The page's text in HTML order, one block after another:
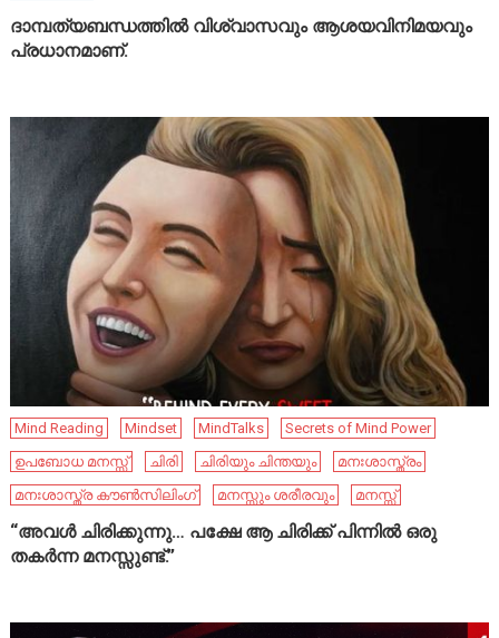
ദാമ്പത്യബന്ധത്തിൽ വിശ്വാസവും ആശയവിനിമയവും
പ്രധാനമാണ്.
Mind Reading Mindset MindTalks
Secrets of Mind Power
ഉപബോധ മനസ്സ്
ചിരി ചിരിയും ചിന്തയും
മനഃശാസ്ത്രം
മനഃശാസ്ത്ര കൗൺസിലിംഗ്
മനസ്സും ശരീരവും മനസ്സ്
“അവൾ ചിരിക്കുന്നു… പക്ഷേ ആ ചിരിക്ക് പിന്നിൽ ഒരു
തകർന്ന മനസ്സുണ്ട്.”